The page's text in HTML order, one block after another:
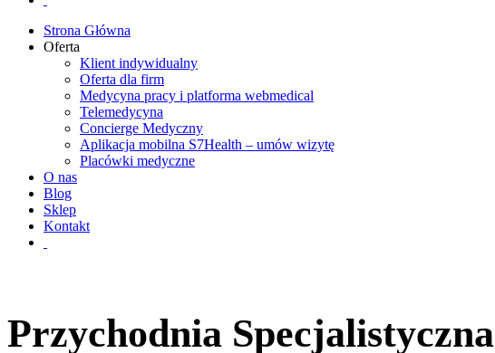
Strona Główna
Oferta
Klient indywidualny
Oferta dla firm
Medycyna pracy i platforma webmedical
Telemedycyna
Concierge Medyczny
Aplikacja mobilna S7Health – umów wizytę
Placówki medyczne
O nas
Blog
Sklep
Kontakt
Przychodnia